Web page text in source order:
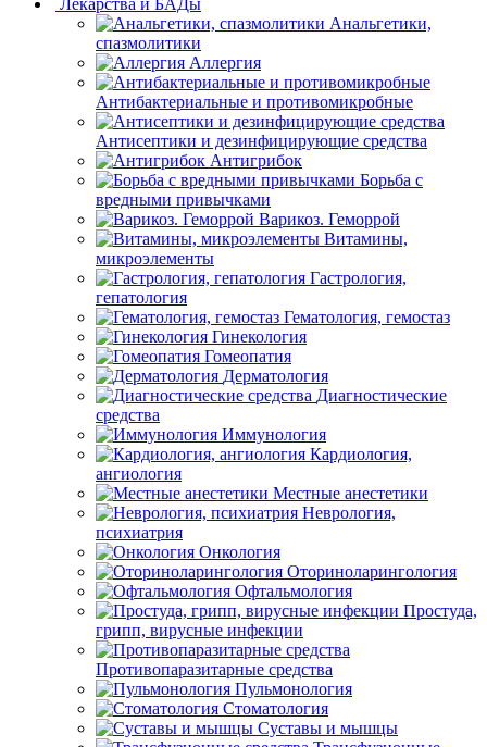
Лекарства и БАДы
Анальгетики,
спазмолитики
Аллергия
Антибактериальные и противомикробные
Антисептики и дезинфицирующие средства
Антигрибок
Борьба с
вредными привычками
Варикоз. Геморрой
Витамины,
микроэлементы
Гастрология,
гепатология
Гематология, гемостаз
Гинекология
Гомеопатия
Дерматология
Диагностические
средства
Иммунология
Кардиология,
ангиология
Местные анестетики
Неврология,
психиатрия
Онкология
Оториноларингология
Офтальмология
Простуда,
грипп, вирусные инфекции
Противопаразитарные средства
Пульмонология
Стоматология
Суставы и мышцы